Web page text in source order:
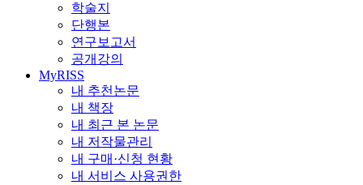
학술지
단행본
연구보고서
공개강의
MyRISS
내 추천논문
내 책장
내 최근 본 논문
내 저작물관리
내 구매·신청 현황
내 서비스 사용권한